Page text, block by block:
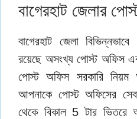
বাগেরহাট জেলার
বাগেরহাট জেলা
রয়েছে অসংখ্য পোস্ট অফিস
পোস্ট অফিস সরকারি নিয়ম
আপনাকে পোস্ট অফিসের
থেকে বিকাল 5 টার ভিতরে